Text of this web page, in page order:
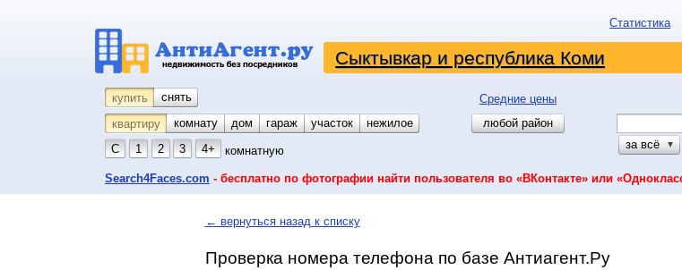
Статистика
Сыктывкар и республика Коми
купить снять
Средние цены
квартиру
комнату койко-место
дом гараж участок
нежилое
С
1 2 3 4+ комнатную
любой район
за всё
▼
Search4Faces.com - бесплатно по фотографии найти пользователя во «ВКонтакте» или
← вернуться назад к списку
Проверка номера телефона по базе Антиагент.Ру